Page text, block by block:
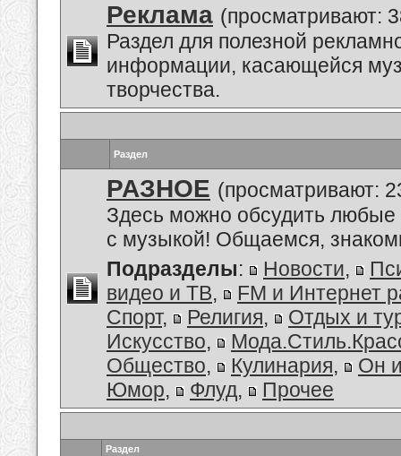
Реклама (просматривают:
Раздел для полезной
информации, касающейся
творчества.
Раздел
РАЗНОЕ (просматривают:
Здесь можно обсудить
с музыкой! Общаемся,
Подразделы: Новости,
видео и ТВ,
FM и Интернет
Спорт, Религия,
Отдых и
Искусство,
Общество, Кулинария,
Он
Юмор, Флуд, Прочее
Раздел